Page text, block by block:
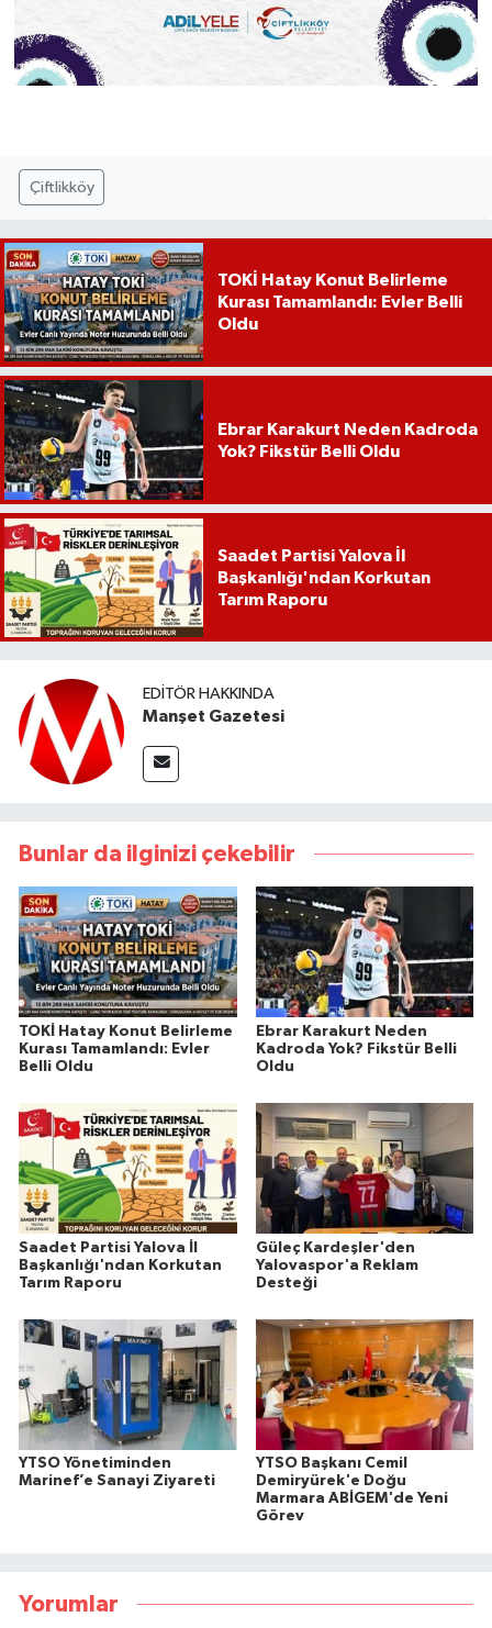
Çiftlikköy
TOKİ Hatay Konut Belirleme
Kurası Tamamlandı: Evler Belli
Oldu
Ebrar Karakurt Neden Kadroda
Yok? Fikstür Belli Oldu
Saadet Partisi Yalova İl
Başkanlığı'ndan Korkutan
Tarım Raporu
EDITÖR HAKKINDA
Manşet Gazetesi
Bunlar da ilginizi çekebilir
TOKİ Hatay Konut Belirleme
Kurası Tamamlandı: Evler
Belli Oldu
Ebrar Karakurt Neden
Kadroda Yok? Fikstür Belli
Oldu
Saadet Partisi Yalova İl
Başkanlığı'ndan Korkutan
Tarım Raporu
Güleç Kardeşler'den
Yalovaspor'a Reklam
Desteği
YTSO Yönetiminden
Marinef’e Sanayi Ziyareti
YTSO Başkanı Cemil
Demiryürek'e Doğu
Marmara ABİGEM'de Yeni
Görev
Yorumlar